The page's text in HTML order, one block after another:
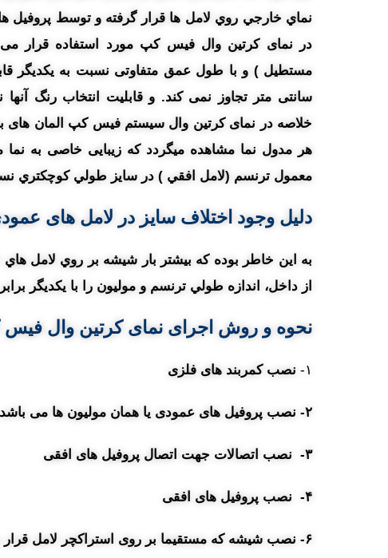
نماي خارجي روي لامل ها قرار گرفته و توسط
در نمای کرتین وال فیس کپ مورد استفاده قرار
سانتی متر تجاوز نمی کند. و قابلیت انتخاب رنگ
هر مدول نما مشاهده میگردد که زیبایی خاصی به
معمول ترنسم (لامل افقي ) در سايز طولي کوچکتري
دلیل وجود اختلاف سايز در لامل های
به اين خاطر بوده که بيشتر بار شيشه بر روي لامل
از داخل، اندازه طولي ترنسم و موليون را با يکديگر
نحوه و روش اجرای نمای کرتین وال
۱- نصب کمربند های فلزی
۲- نصب پروفیل های عمودی یا همان مولیون ها می باشد .
۳- نصب اتصالات جهت اتصال پروفیل های افقی
۴- نصب پروفیل های افقی
۶- نصب شیشه که مستقیما بر روی استراکچر لامل قرار می گیرد.